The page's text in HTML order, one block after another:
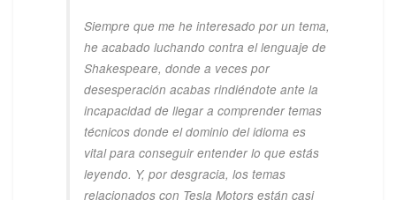
Siempre que me he interesado por un tema,
he acabado luchando contra el lenguaje de
Shakespeare, donde a veces por
desesperación acabas rindiéndote ante la
incapacidad de llegar a comprender temas
técnicos donde el dominio del idioma es
vital para conseguir entender lo que estás
leyendo. Y, por desgracia, los temas
relacionados con Tesla Motors están casi